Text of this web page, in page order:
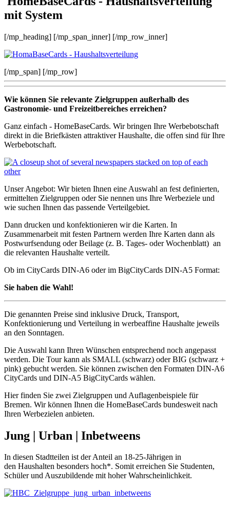
mit System
[/mp_heading] [/mp_span_inner] [/mp_row_inner]
[/mp_span] [/mp_row]
Wie können Sie relevante Zielgruppen außerhalb des
Gastronomie- und Freizeitbereiches erreichen?
Ganz einfach - HomeBaseCards. Wir bringen Ihre Werbebotschaft
direkt in die Briefkästen attraktiver Haushalte, die offen sind für Ihre
Werbebotschaft.
Unser Angebot: Wir bieten Ihnen eine Auswahl an fest definierten,
ermittelten Zielgruppen oder Sie nennen uns Ihre Werbeziele und
wie suchen Ihnen das passende Verteilgebiet.
Dann drucken und konfektionieren wir die Karten. In
Zusammenarbeit mit festen Partnern werden Ihre Karten dann als
Postwurfsendung oder Beilage (z. B. Tages- oder Wochenblatt) an
die relevanten Haushalte verteilt.
Ob im CityCards DIN-A6 oder im BigCityCards DIN-A5 Format:
Sie haben die Wahl!
Die genannten Preise sind inklusive Druck, Transport,
Konfektionierung und Verteilung in werbeaffine Haushalte jeweils
an den Sonntagen.
Die Auswahl kann Ihren Wünschen entsprechend noch angepasst
werden. Die Tour kann als SMALL (schwarz) oder BIG (schwarz +
pink) gebucht werden. Sie können zwischen den Formaten DIN-A6
CityCards und DIN-A5 BigCityCards wählen.
Hier finden Sie zwei Zielgruppen und Auflagenbeispiele für
Bremen. Wir können Ihnen die HomeBaseCards bundesweit nach
Ihren Werbezielen anbieten.
Jung | Urban | Inbetweens
In diesen Stadtteilen ist der Anteil an 18-25-Jährigen in
den Haushalten besonders hoch*. Somit erreichen Sie Studenten,
Schüler und Auszubildende mit hoher Wahrscheinlichkeit.